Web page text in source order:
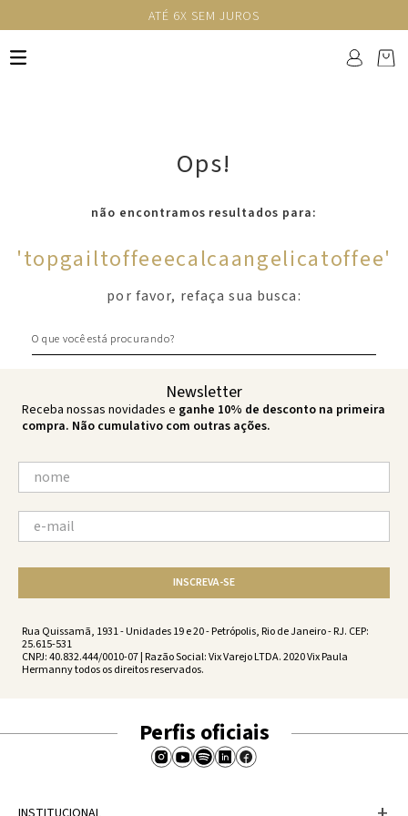
ATÉ 6X SEM JUROS
Ops!
não encontramos resultados para:
'topgailtoffeeecalcaangelicatoffee'
por favor, refaça sua busca:
Newsletter
Receba nossas novidades e ganhe 10% de desconto na primeira
compra. Não cumulativo com outras ações.
INSCREVA-SE
Rua Quissamã, 1931 - Unidades 19 e 20 - Petrópolis, Rio de Janeiro - RJ. CEP:
25.615-531
CNPJ: 40.832.444/0010-07 | Razão Social: Vix Varejo LTDA. 2020 Vix Paula
Hermanny todos os direitos reservados.
Perfis oficiais